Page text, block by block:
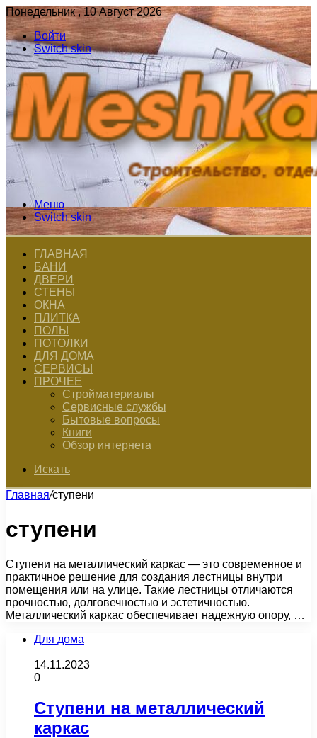
Понедельник , 10 Август 2026
Войти
Switch skin
Меню
Switch skin
ГЛАВНАЯ
БАНИ
ДВЕРИ
СТЕНЫ
ОКНА
ПЛИТКА
ПОЛЫ
ПОТОЛКИ
ДЛЯ ДОМА
СЕРВИСЫ
ПРОЧЕЕ
Стройматериалы
Сервисные службы
Бытовые вопросы
Книги
Обзор интернета
Искать
Главная/ступени
ступени
Ступени на металлический каркас — это современное и
практичное решение для создания лестницы внутри
помещения или на улице. Такие лестницы отличаются
прочностью, долговечностью и эстетичностью.
Металлический каркас обеспечивает надежную опору, …
Для дома
14.11.2023
0
Ступени на металлический
каркас